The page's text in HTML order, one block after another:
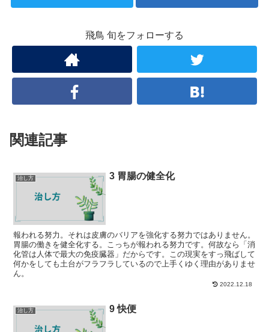
飛鳥 旬をフォローする
関連記事
治し方 3 胃腸の健全化
報われる努力。それは皮膚のバリアを強化する努力ではありません。
胃腸の働きを健全化する。こっちが報われる努力です。何故なら「消
化管は人体で最大の免疫臓器」だからです。この現実をすっ飛ばして
何かをしても土台がフラフラしているので上手くゆく理由がありませ
ん。
2022.12.18
治し方 9 快便